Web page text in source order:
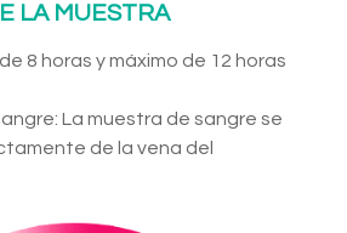
LA MUESTRA
8 horas y máximo de 12 horas
La muestra de sangre se
de la vena del